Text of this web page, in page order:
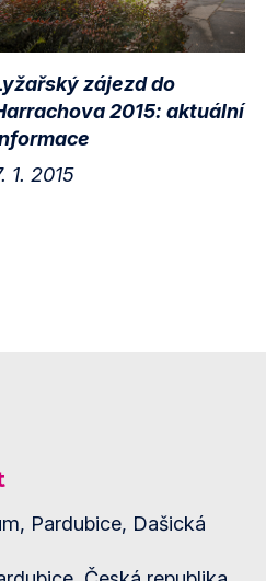
zájezd do
2015: aktuální
1. 2015
Pardubice, Dašická